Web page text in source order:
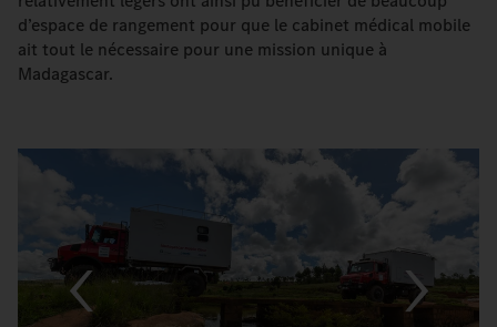
d’espace de rangement pour que le cabinet médical mobile
ait tout le nécessaire pour une mission unique à
Madagascar.